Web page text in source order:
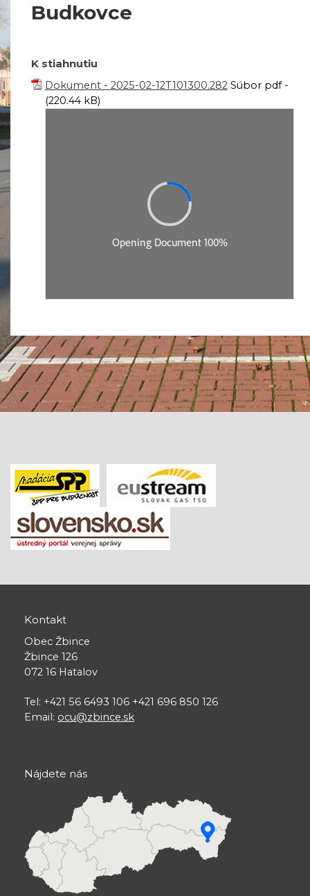
Budkovce
K stiahnutiu
Dokument - 2025-02-12T101300.282 Súbor pdf -
(220.44 kB)
Kontakt
Obec Žbince
Žbince 126
072 16 Hatalov
Tel: +421 56 6493 106 +421 696 850 126
Email: ocu@zbince.sk
Nájdete nás